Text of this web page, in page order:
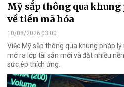
Mỹ sắp thông qua
về tiền mã hóa
10/08/2026 03:00
Việc Mỹ sắp thông qua khung pháp
mở ra lớp tài sản mới và đặt nhiều
sức ép thích ứng.